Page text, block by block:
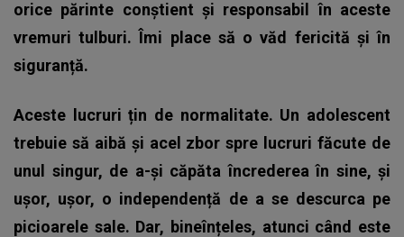
orice părinte conștient și responsabil în aceste
vremuri tulburi. Îmi place să o văd fericită și în
siguranță.
Aceste lucruri țin de normalitate. Un adolescent
trebuie să aibă și acel zbor spre lucruri făcute de
unul singur, de a-și căpăta încrederea în sine, și
ușor, ușor, o independență de a se descurca pe
picioarele sale. Dar, bineînțeles, atunci când este